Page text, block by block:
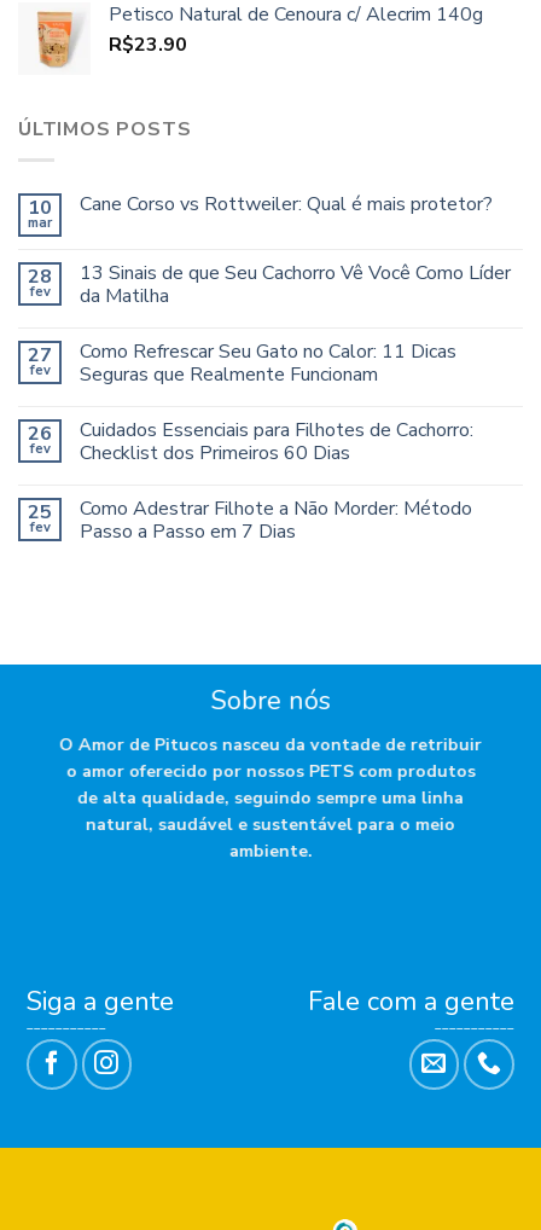
Petisco Natural de Cenoura c/ Alecrim 140g
R$23.90
ÚLTIMOS POSTS
10
mar
Cane Corso vs Rottweiler: Qual é mais protetor?
28
fev
13 Sinais de que Seu Cachorro Vê Você Como Líder
da Matilha
27
fev
Como Refrescar Seu Gato no Calor: 11 Dicas
Seguras que Realmente Funcionam
26
fev
Cuidados Essenciais para Filhotes de Cachorro:
Checklist dos Primeiros 60 Dias
25
fev
Como Adestrar Filhote a Não Morder: Método
Passo a Passo em 7 Dias
Sobre nós
O Amor de Pitucos nasceu da vontade de retribuir
o amor oferecido por nossos PETS com produtos
de alta qualidade, seguindo sempre uma linha
natural, saudável e sustentável para o meio
ambiente.
Fale com a gente
Siga a gente